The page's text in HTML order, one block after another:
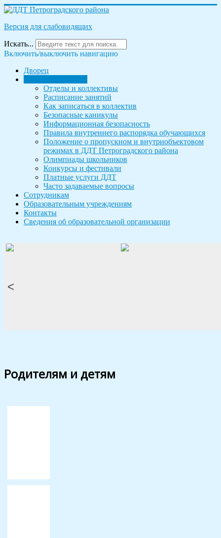
Версия для слабовидящих
Искать...
Включить/выключить навигацию
Дворец
Отделы и коллективы
Расписание занятий
Как записаться в коллектив
Безопасные каникулы
Информационная безопасность
Правила внутреннего распорядка обучающихся
Положение о пропускном и внутриобъектовом
режимах в ДДТ Петроградского района
Олимпиады школьников
Конкурсы и фестивали
Платные услуги ДДТ
Часто задаваемые вопросы
Сотрудникам
Образовательным учреждениям
Контакты
Сведения об образовательной организации
<
Родителям и детям